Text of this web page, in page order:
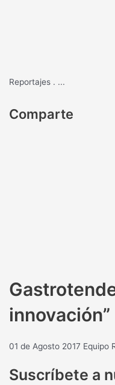
Reportajes . ...
Comparte
innovación”
01 de Agosto 2017 Equipo
Suscríbete a